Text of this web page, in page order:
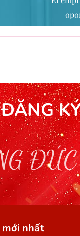
ĐĂNG
ĐỨC
nhất